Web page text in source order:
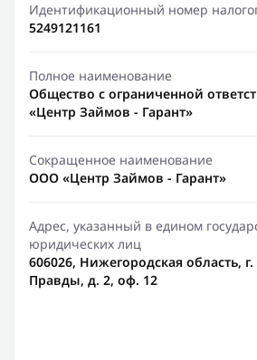
Идентификационный номер
5249121161
Полное наименование
Общество с ограниченной
«Центр Займов - Гарант»
Сокращенное наименование
ООО «Центр Займов - Гарант»
Адрес, указанный в едином
юридических лиц
606026, Нижегородская область,
Правды, д. 2, оф. 12